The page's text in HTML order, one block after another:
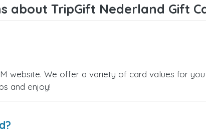
about TripGift Nederland Gift
website. We offer a variety of card values for
and enjoy!